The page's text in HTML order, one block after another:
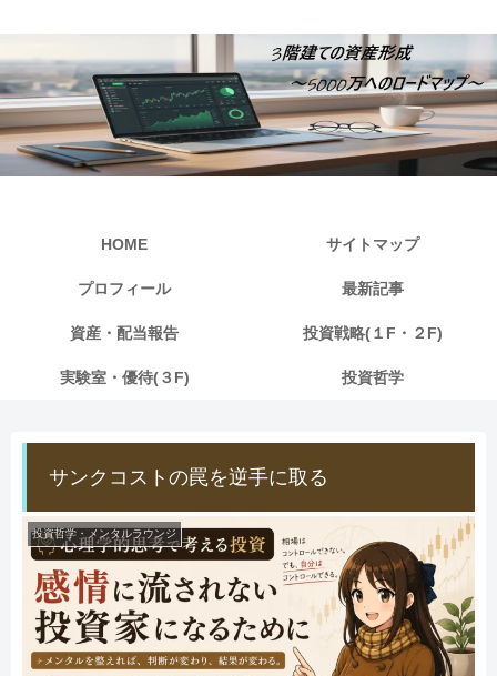
HOME サイトマップ
プロフィール 最新記事
資産・配当報告 投資戦略(１F・２F)
実験室・優待(３F) 投資哲学
サンクコストの罠を逆手に取る
投資哲学・メンタルラウンジ